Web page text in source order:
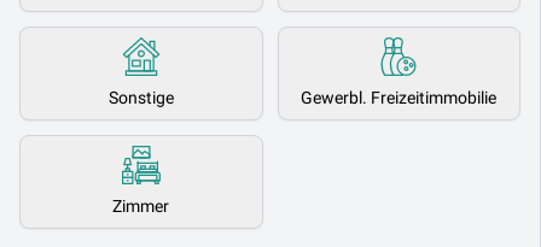
Sonstige Gewerbl. Freizeitimmobilie
Zimmer